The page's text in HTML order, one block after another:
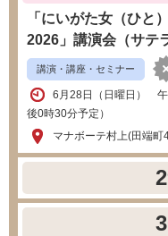
「にいがた女（ひと
2026」講演会（サテ
講演・講座・セミナー
6月28日（日曜日） 午
後0時30分予定）
マナボーテ村上(田端